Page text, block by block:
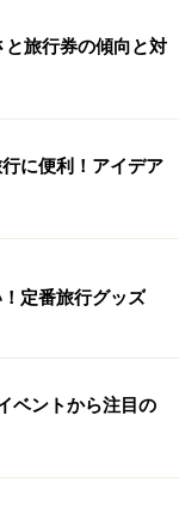
旅行券の傾向と対
に便利！アイデア
定番旅行グッズ
ベントから注目の